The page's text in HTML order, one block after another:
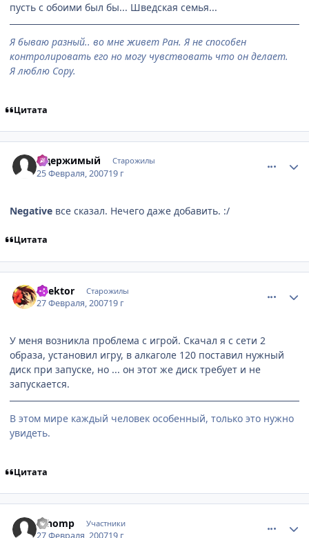
пусть с обоими был бы... Шведская семья...
Я бываю разный.. во мне живет Ран. Я не способен
контролировать его но могу чувствовать что он делает.
Я люблю Сору.
Цитата
Одержимый Старожилы
25 Февраля, 200719 г
Negative все сказал. Нечего даже добавить. :/
Цитата
Spektor Старожилы
27 Февраля, 200719 г
У меня возникла проблема с игрой. Скачал я с сети 2
образа, установил игру, в алкаголе 120 поставил нужный
диск при запуске, но ... он этот же диск требует и не
запускается.
В этом мире каждый человек особенный, только это нужно
увидеть.
Цитата
Whomp Участники
27 Февраля, 200719 г